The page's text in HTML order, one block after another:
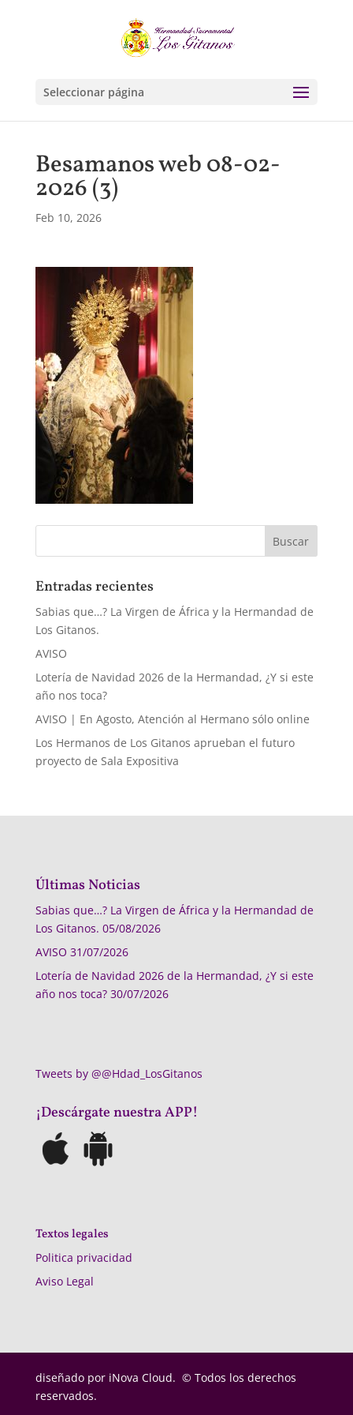
Seleccionar página
Besamanos web 08-02-
2026 (3)
Feb 10, 2026
Entradas recientes
Sabias que…? La Virgen de África y la Hermandad de
Los Gitanos.
AVISO
Lotería de Navidad 2026 de la Hermandad, ¿Y si este
año nos toca?
AVISO | En Agosto, Atención al Hermano sólo online
Los Hermanos de Los Gitanos aprueban el futuro
proyecto de Sala Expositiva
Últimas Noticias
Sabias que…? La Virgen de África y la Hermandad de
Los Gitanos. 05/08/2026
AVISO 31/07/2026
Lotería de Navidad 2026 de la Hermandad, ¿Y si este
año nos toca? 30/07/2026
Tweets by @@Hdad_LosGitanos
¡Descárgate nuestra APP!
Textos legales
Politica privacidad
Aviso Legal
diseñado por iNova Cloud. © Todos los derechos
reservados.